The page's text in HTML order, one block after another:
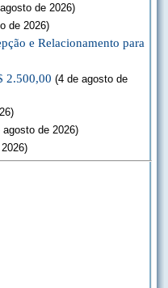
de 2026)
de 2026)
e Relacionamento para
2.500,00 (4 de agosto de
agosto de 2026)